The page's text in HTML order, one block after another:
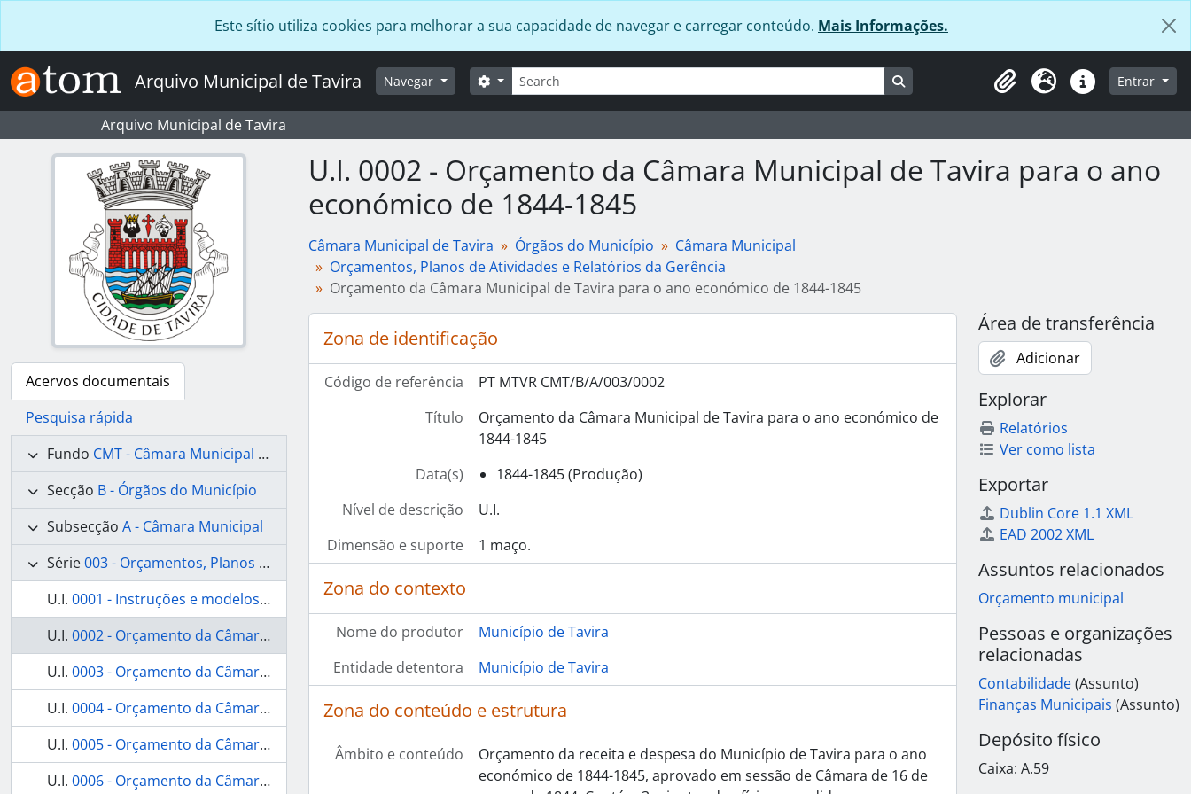
Este sítio utiliza cookies para melhorar a sua capacidade de navegar e carregar conteúdo. Mais Informações.
Arquivo Municipal de Tavira Navegar Pesquisar
Opções de busca Busque na página de navegação
Área de transferência
Idioma Ligações rápidas
Entrar
Arquivo Municipal de Tavira
Acervos documentais
Pesquisa rápida
Fundo CMT - Câmara Municipal de Tavira
Secção B - Órgãos do Município
Subsecção A - Câmara Municipal
Série003 - Orçamentos, Planos de Atividades e Relatórios da Gerência
U.I. 0001 - Instruções e modelos sobre o orçamento e contabilidade municipal
U.I. 0002 - Orçamento da Câmara Municipal de Tavira para o ano económico de 1844-1845
U.I. 0003 - Orçamento da Câmara Municipal de Tavira para o ano económico de 1845-1846
U.I. 0004 - Orçamento da Câmara Municipal de Tavira para o ano económico de 1848-1849
U.I. 0005 - Orçamento da Câmara Municipal de Tavira para o ano económico de 1849-1850
U.I. 0006 - Orçamento da Câmara Municipal de Tavira para o ano económico de 1850-1851
U.I. 0002 - Orçamento da Câmara Municipal de Tavira para o ano
económico de 1844-1845
Câmara Municipal de Tavira Órgãos do Município
Câmara Municipal
Orçamentos, Planos de Atividades e Relatórios da Gerência
Orçamento da Câmara Municipal de Tavira para o ano económico de 1844-1845
Zona de identificação
Código de referência
PT MTVR CMT/B/A/003/0002
Título
Orçamento da Câmara Municipal de Tavira para o ano económico de
1844-1845
Data(s)
1844-1845 (Produção)
Nível de descrição
U.I.
Dimensão e suporte
1 maço.
Zona do contexto
Nome do produtor
Município de Tavira
Entidade detentora
Município de Tavira
Zona do conteúdo e estrutura
Âmbito e conteúdo
Orçamento da receita e despesa do Município de Tavira para o ano
económico de 1844-1845, aprovado em sessão de Câmara de 16 de
Área de transferência
Adicionar
Explorar
Relatórios
Ver como lista
Exportar
Dublin Core 1.1 XML
EAD 2002 XML
Assuntos relacionados
Orçamento municipal
Pessoas e organizações
relacionadas
Contabilidade(Assunto)
Finanças Municipais (Assunto)
Depósito físico
Caixa: A.59